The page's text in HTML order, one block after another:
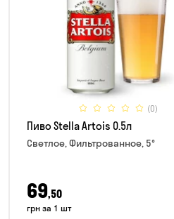
(0)
Пиво Stella Artois 0.5л
Светлое, Фильтрованное, 5°
69,50
грн за 1 шт